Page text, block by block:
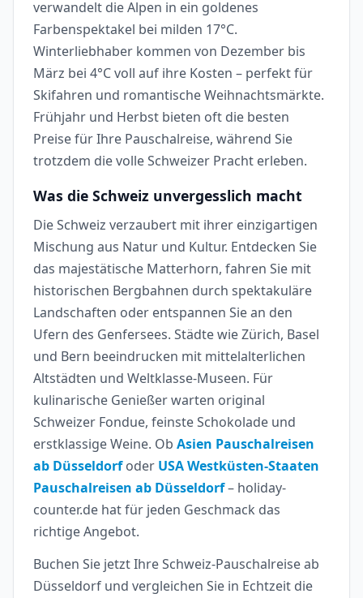
verwandelt die Alpen in ein goldenes
Farbenspektakel bei milden 17°C.
Winterliebhaber kommen von Dezember bis
März bei 4°C voll auf ihre Kosten – perfekt für
Skifahren und romantische Weihnachtsmärkte.
Frühjahr und Herbst bieten oft die besten
Preise für Ihre Pauschalreise, während Sie
trotzdem die volle Schweizer Pracht erleben.
Was die Schweiz unvergesslich macht
Die Schweiz verzaubert mit ihrer einzigartigen
Mischung aus Natur und Kultur. Entdecken Sie
das majestätische Matterhorn, fahren Sie mit
historischen Bergbahnen durch spektakuläre
Landschaften oder entspannen Sie an den
Ufern des Genfersees. Städte wie Zürich, Basel
und Bern beeindrucken mit mittelalterlichen
Altstädten und Weltklasse-Museen. Für
kulinarische Genießer warten original
Schweizer Fondue, feinste Schokolade und
erstklassige Weine. Ob Asien Pauschalreisen
ab Düsseldorfoder USA Westküsten-Staaten
Pauschalreisen ab Düsseldorf– holiday-
counter.de hat für jeden Geschmack das
richtige Angebot.
Buchen Sie jetzt Ihre Schweiz-Pauschalreise ab
Düsseldorf und vergleichen Sie in Echtzeit die